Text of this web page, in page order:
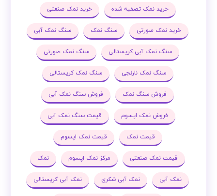
خرید نمک تصفیه شده خرید نمک صنعتی
خرید نمک صورتی سنگ نمک سنگ نمک آبی
سنگ نمک آبی کریستالی سنگ نمک صورتی
سنگ نمک نارنجی سنگ نمک کریستالی
فروش سنگ نمک فروش سنگ نمک آبی
فروش نمک اپسوم قیمت سنگ نمک آبی
قیمت نمک قیمت نمک اپسوم
قیمت نمک صنعتی مرکز نمک اپسوم نمک
نمک آبی نمک آبی شکری نمک آبی کریستالی